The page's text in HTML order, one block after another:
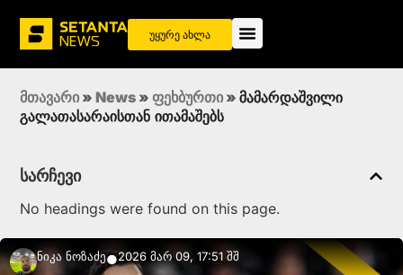
უყურე ახლა
მთავარი » News » ფეხბურთი » მამარდაშვილი
გალათასარაისთან ითამაშებს
სარჩევი
No headings were found on this page.
Ნიკა Ნოზაძე●2026 მარ 09, 17:51 შშ